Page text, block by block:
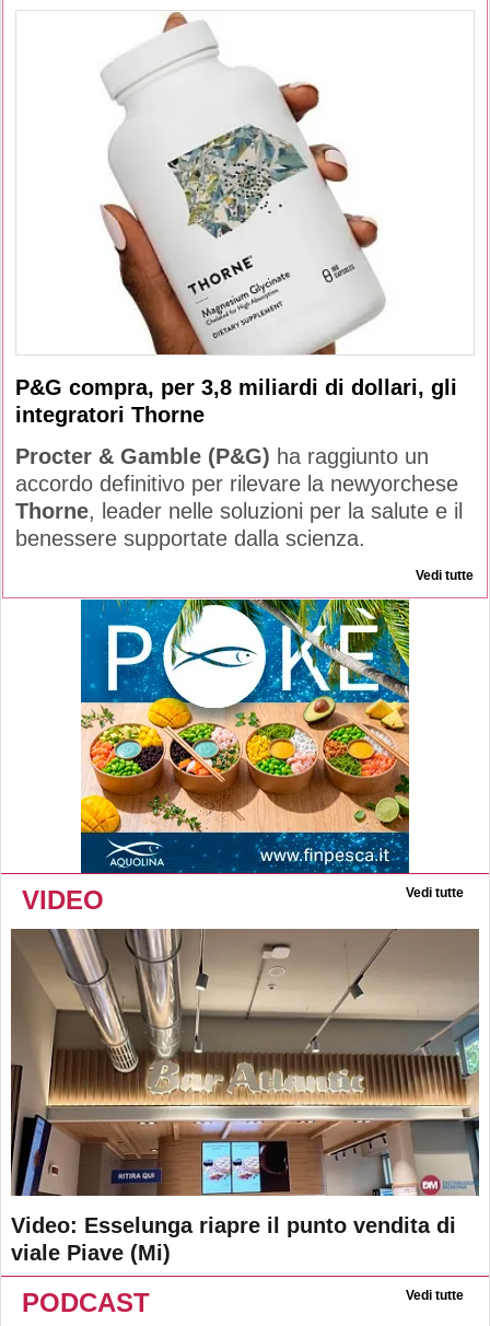
P&G compra, per 3,8 miliardi di dollari, gli
integratori Thorne
Procter & Gamble (P&G) ha raggiunto un
accordo definitivo per rilevare la newyorchese
Thorne, leader nelle soluzioni per la salute e il
benessere supportate dalla scienza.
Vedi tutte
VIDEO Vedi tutte
Video: Esselunga riapre il punto vendita di
viale Piave (Mi)
PODCAST Vedi tutte